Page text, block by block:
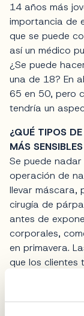
14 años más
importancia de
que se puede
así un médico
¿Se puede
una de 18? En
65 en 50, pero
tendría un
¿QUÉ TIPOS
MÁS
Se puede
operación de
llevar máscara,
cirugía de
antes de
corporales,
en primavera.
que los clientes
recuperen
drenaje
circulación de